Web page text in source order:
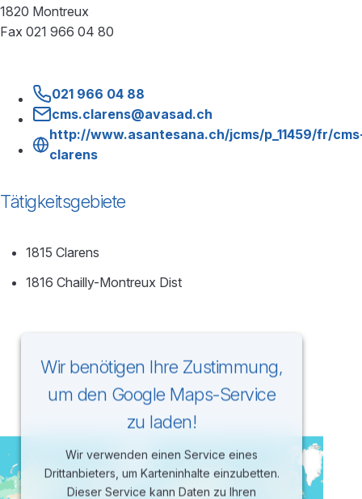
1820 Montreux
Fax 021 966 04 80
021 966 04 88
cms.clarens@avasad.ch
http://www.asantesana.ch/jcms/p_11459/fr/
clarens
Tätigkeitsgebiete
1815 Clarens
1816 Chailly-Montreux Dist
Wir benötigen Ihre Zustimmung,
um den Google Maps-Service
zu laden!
Wir verwenden einen Service eines
Drittanbieters, um Karteninhalte einzubetten.
Dieser Service kann Daten zu Ihren